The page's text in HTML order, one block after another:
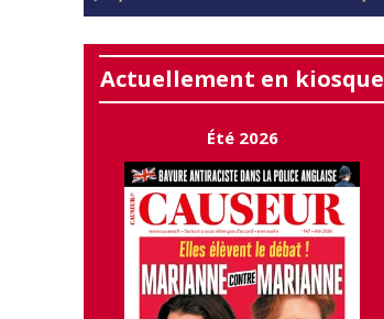
Actuellement en kiosque
Été 2026